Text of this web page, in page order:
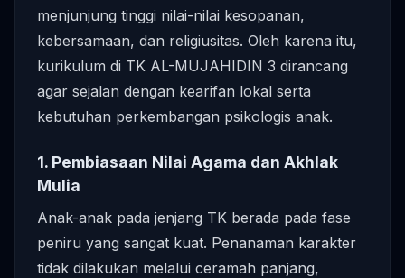
menjunjung tinggi nilai-nilai kesopanan,
kebersamaan, dan religiusitas. Oleh karena itu,
kurikulum di TK AL-MUJAHIDIN 3 dirancang
agar sejalan dengan kearifan lokal serta
kebutuhan perkembangan psikologis anak.
1. Pembiasaan Nilai Agama dan Akhlak
Mulia
Anak-anak pada jenjang TK berada pada fase
peniru yang sangat kuat. Penanaman karakter
tidak dilakukan melalui ceramah panjang,